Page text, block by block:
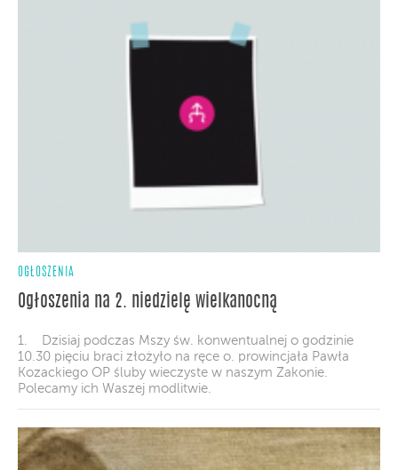
OGŁOSZENIA
Ogłoszenia na 2. niedzielę wielkanocną
1. Dzisiaj podczas Mszy św. konwentualnej o godzinie
10.30 pięciu braci złożyło na ręce o. prowincjała Pawła
Kozackiego OP śluby wieczyste w naszym Zakonie.
Polecamy ich Waszej modlitwie.